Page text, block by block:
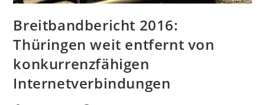
Breitbandbericht 2016:
Thüringen weit entfernt von
konkurrenzfähigen
Internetverbindungen